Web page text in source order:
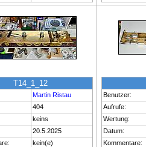
T14_1_12
Martin Ristau
404
keins
20.5.2025
kein(e)
Benutzer:
Aufrufe:
Wertung:
Datum:
Kommentare: